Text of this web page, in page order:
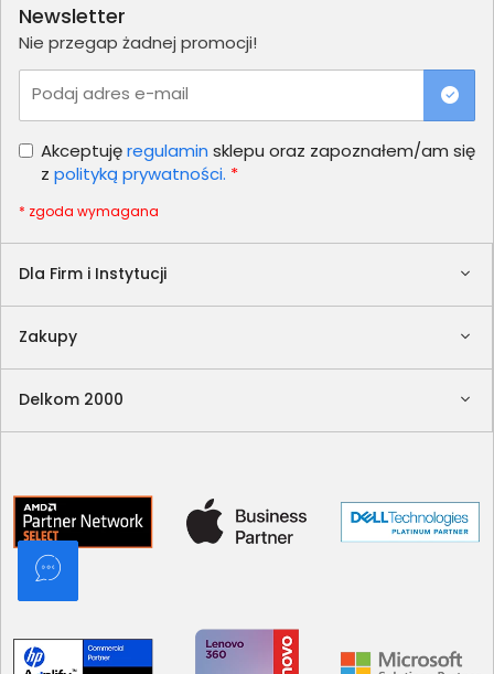
Dla Firm i Instytucji
Zakupy
Delkom 2000
Newsletter
Nie przegap żadnej promocji!
Podaj adres e-mail
Akceptujęregulamin sklepu oraz zapoznałem/am się
z polityką prywatności. *
* zgoda wymagana